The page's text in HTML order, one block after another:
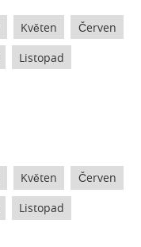
Květen Červen
Listopad
Květen Červen
Listopad